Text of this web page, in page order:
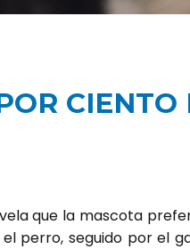
que la mascota
perro, seguido por el